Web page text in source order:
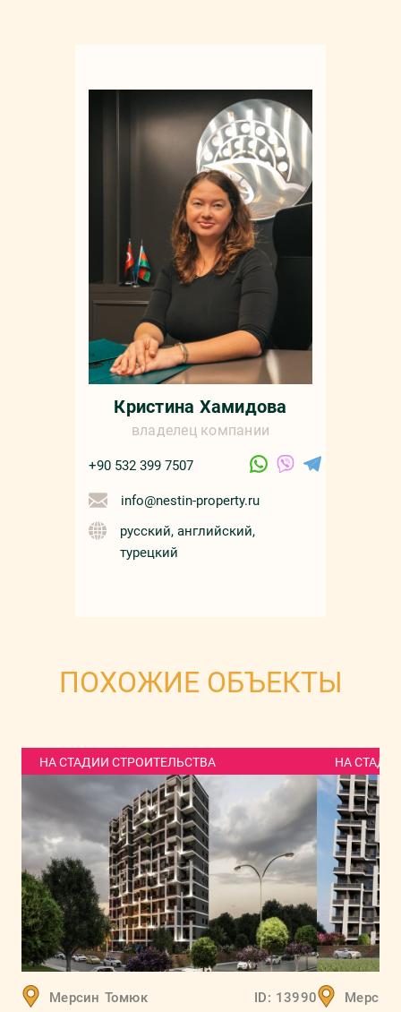
Кристина Хамидова
владелец компании
+90 532 399 7507
info@nestin-property.ru
русский, английский,
турецкий
ПОХОЖИЕ ОБЪЕКТЫ
НА СТАДИИ СТРОИТЕЛЬСТВА
Мерсин Томюк ID: 13990
НА
Мерсин